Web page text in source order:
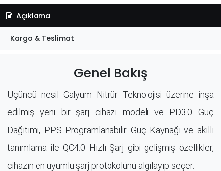
Açıklama
Kargo & Teslimat
Genel Bakış
Üçüncü nesil Galyum Nitrür Teknolojisi üzerine inşa
edilmiş yeni bir şarj cihazı modeli ve PD3.0 Güç
Dağıtımı, PPS Programlanabilir Güç Kaynağı ve akıllı
tanımlama ile QC4.0 Hızlı Şarj gibi gelişmiş özellikler,
cihazın en uyumlu şarj protokolünü algılayıp seçer.